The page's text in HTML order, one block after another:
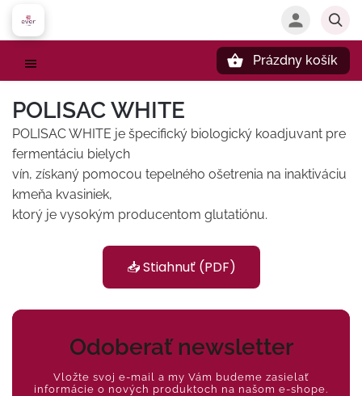
Prázdny košík
POLISAC WHITE
POLISAC WHITE je špecifický biologický koadjuvant pre
fermentáciu bielych
vín, získaný pomocou tepelného ošetrenia na inaktiváciu
kmeňa kvasiniek,
ktorý je vysokým producentom glutatiónu.
📥 Stiahnuť (PDF)
Odoberať newsletter
Vložte svoj e-mail a my Vám budeme zasielať
informácie o nových produktoch na našom e-shope.